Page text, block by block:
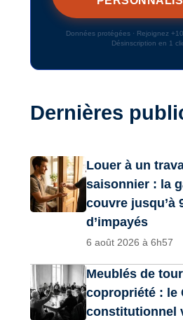
Données protégées · Rejoignez
Désinscription en 1
Dernières
Louer à un
saisonnier : la
couvre jusqu’à
d’impayés
6 août 2026 à 6h57
Meublés de
copropriété : le
constitutionnel